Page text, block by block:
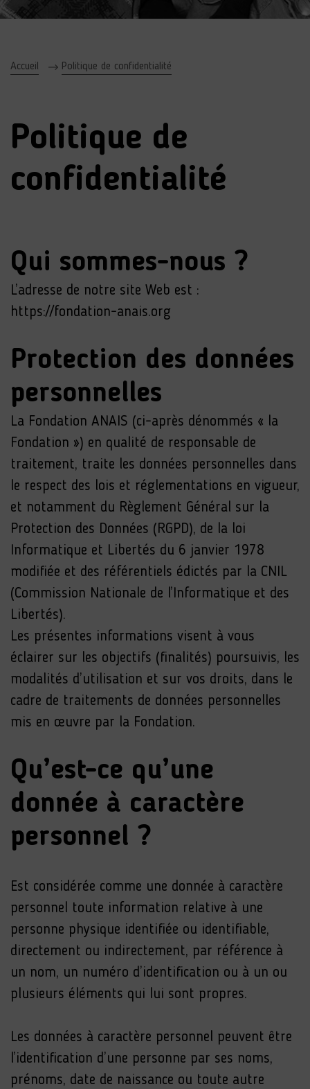
Accueil Politique de confidentialité
Politique de
confidentialité
Qui sommes-nous ?
L’adresse de notre site Web est :
https://fondation-anais.org
Protection des données
personnelles
La Fondation ANAIS (ci-après dénommés « la
Fondation ») en qualité de responsable de
traitement, traite les données personnelles dans
le respect des lois et réglementations en vigueur,
et notamment du Règlement Général sur la
Protection des Données (RGPD), de la loi
Informatique et Libertés du 6 janvier 1978
modifiée et des référentiels édictés par la CNIL
(Commission Nationale de l’Informatique et des
Libertés).
Les présentes informations visent à vous
éclairer sur les objectifs (finalités) poursuivis, les
modalités d’utilisation et sur vos droits, dans le
cadre de traitements de données personnelles
mis en œuvre par la Fondation.
Qu’est-ce qu’une
donnée à caractère
personnel ?
Est considérée comme une donnée à caractère
personnel toute information relative à une
personne physique identifiée ou identifiable,
directement ou indirectement, par référence à
un nom, un numéro d’identification ou à un ou
plusieurs éléments qui lui sont propres.
Les données à caractère personnel peuvent être
l’identification d’une personne par ses noms,
prénoms, date de naissance ou toute autre